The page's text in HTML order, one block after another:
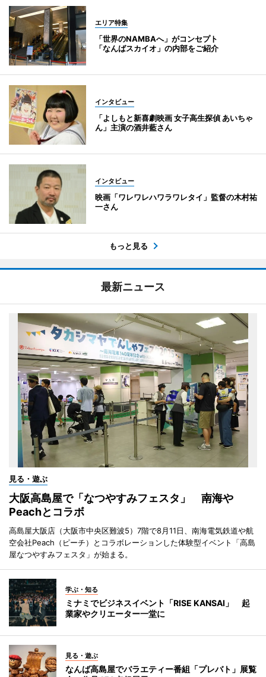
エリア特集
「世界のNAMBAへ」がコンセプト
「なんばスカイオ」の内部をご紹介
インタビュー
「よしもと新喜劇映画 女子高生探偵 あいちゃ
ん」主演の酒井藍さん
インタビュー
映画「ワレワレハワラワレタイ」監督の木村祐
一さん
もっと見る
最新ニュース
見る・遊ぶ
大阪高島屋で「なつやすみフェスタ」 南海や
Peachとコラボ
高島屋大阪店（大阪市中央区難波5）7階で8月11日、南海電気鉄道や航
空会社Peach（ピーチ）とコラボレーションした体験型イベント「高島
屋なつやすみフェスタ」が始まる。
学ぶ・知る
ミナミでビジネスイベント「RISE KANSAI」 起
業家やクリエーター一堂に
見る・遊ぶ
なんば高島屋でバラエティー番組「プレバト」展覧